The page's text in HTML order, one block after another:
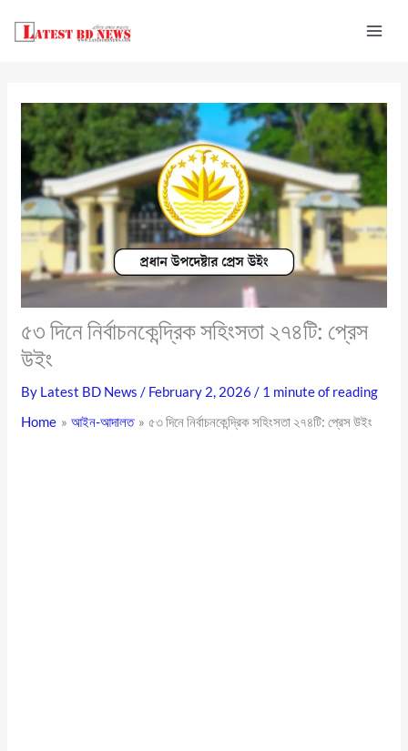
৫৩ দিনে নির্বাচনকেন্দ্রিক সহিংসতা ২৭৪টি: প্রেস
উইং
By Latest BD News/ February 2, 2026/ 1 minute of reading
Home
আইন-আদালত ৫৩ দিনে নির্বাচনকেন্দ্রিক সহিংসতা ২৭৪টি: প্রেস উইং